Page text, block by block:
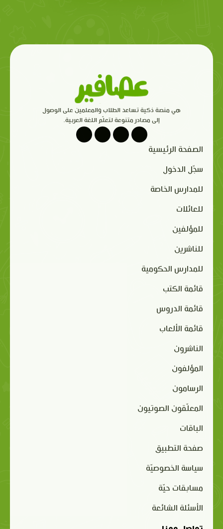
هي منصة ذكية تساعد الطلاب والمعلمين على الوصول
إلى مصادر متنوعة لتعلّم اللغة العربية.
الصفحة الرئيسية
سجّل الدخول
للمدارس الخاصة
للعائلات
للمؤلفين
للناشرين
للمدارس الحكومية
قائمة الكتب
قائمة الدروس
قائمة الألعاب
الناشرون
المؤلفون
الرسامون
المعلّقون الصوتيون
الباقات
صفحة التطبيق
سياسة الخصوصيّة
مسابقات حيّة
الأسئلة الشائعة